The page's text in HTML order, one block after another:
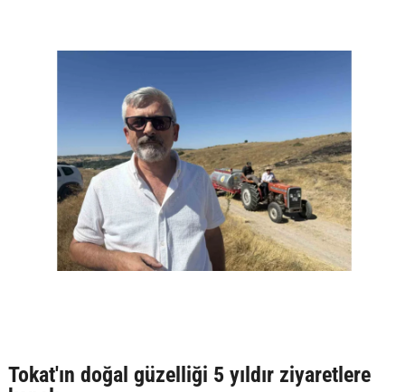
Tokat'ın doğal güzelliği 5 yıldır ziyaretlere